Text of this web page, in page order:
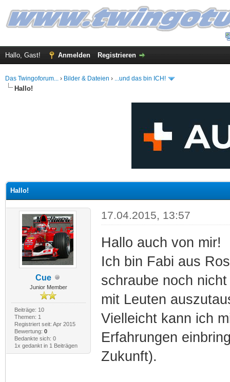
Hallo, Gast! Anmelden Registrieren
Das Twingoforum... › Bilder & Dateien › ...und das bin ICH!
Hallo!
Hallo!
Cue
Junior Member
Beiträge: 10
Themen: 1
Registriert seit: Apr 2015
Bewertung: 0
Bedankte sich: 0
1x gedankt in 1 Beiträgen
17.04.2015, 13:57
Hallo auch von mir!
Ich bin Fabi aus
schraube noch
mit Leuten
Vielleicht kann ich
Erfahrungen
Zukunft).